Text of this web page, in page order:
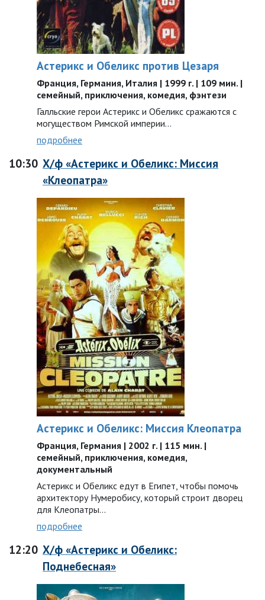
Астерикс и Обеликс против Цезаря
Франция, Германия, Италия | 1999 г. | 109 мин. |
семейный, приключения, комедия, фэнтези
Галльские герои Астерикс и Обеликс сражаются с
могуществом Римской империи…
подробнее
10:30 Х/ф «Астерикс и Обеликс: Миссия
«Клеопатра»
Астерикс и Обеликс: Миссия Клеопатра
Франция, Германия | 2002 г. | 115 мин. |
семейный, приключения, комедия,
документальный
Астерикс и Обеликс едут в Египет, чтобы помочь
архитектору Нумеробису, который строит дворец
для Клеопатры...
подробнее
12:20 Х/ф «Астерикс и Обеликс:
Поднебесная»